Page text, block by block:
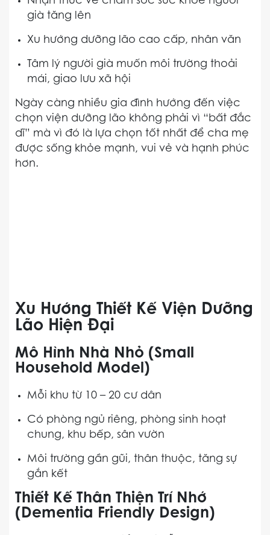
già tăng lên
Xu hướng dưỡng lão cao cấp, nhân văn
Tâm lý người già muốn môi trường thoải
mái, giao lưu xã hội
Ngày càng nhiều gia đình hướng đến việc
chọn viện dưỡng lão không phải vì “bất đắc
dĩ” mà vì đó là lựa chọn tốt nhất để cha mẹ
được sống khỏe mạnh, vui vẻ và hạnh phúc
hơn.
Xu Hướng Thiết Kế Viện Dưỡng
Lão Hiện Đại
Mô Hình Nhà Nhỏ (Small
Household Model)
Mỗi khu từ 10 – 20 cư dân
Có phòng ngủ riêng, phòng sinh hoạt
chung, khu bếp, sân vườn
Môi trường gần gũi, thân thuộc, tăng sự
gắn kết
Thiết Kế Thân Thiện Trí Nhớ
(Dementia Friendly Design)